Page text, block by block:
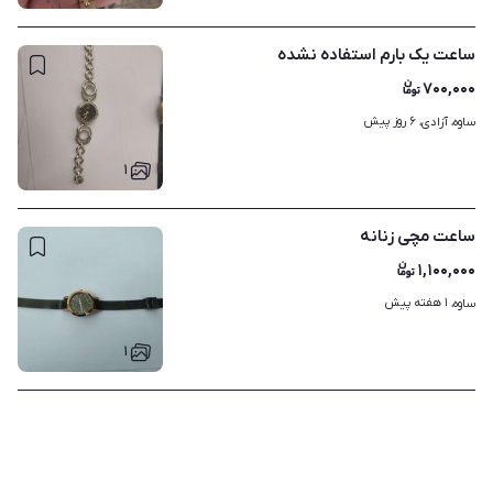
۱
ساعت یک بارم استفاده نشده
۷۰۰,۰۰۰
ساوه، آزادی، ۶ روز پیش
۱
ساعت مچی زنانه
۱,۱۰۰,۰۰۰
ساوه، ۱ هفته پیش